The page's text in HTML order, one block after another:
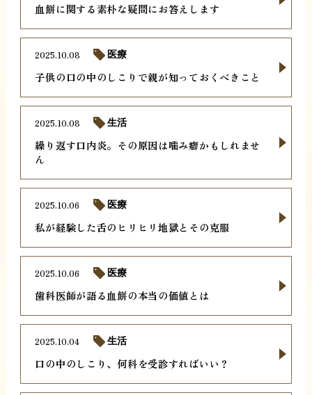
血餅に関する素朴な疑問にお答えします
子供の口の中のしこりで親が知っておくべきこと
2025.10.08 医療
繰り返す口内炎。その原因は噛み癖かもしれませ
ん
2025.10.08 生活
私が経験した舌のヒリヒリ地獄とその克服
2025.10.06 医療
歯科医師が語る血餅の本当の価値とは
2025.10.06 医療
口の中のしこり、何科を受診すればいい？
2025.10.04 生活